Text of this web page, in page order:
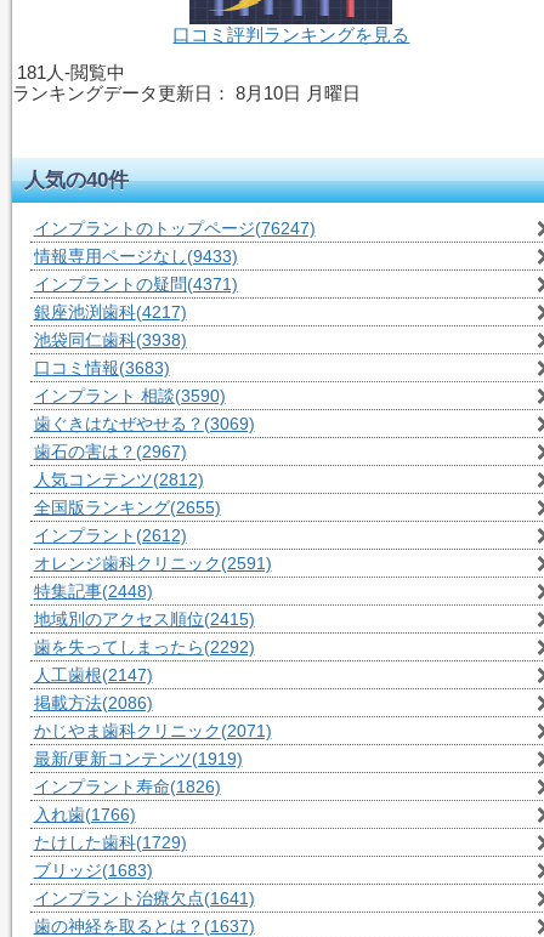
口コミ評判ランキングを見る
181人-閲覧中
ランキングデータ更新日： 8月10日 月曜日
人気の40件
インプラントのトップページ(76247)
情報専用ページなし(9433)
インプラントの疑問(4371)
銀座池渕歯科(4217)
池袋同仁歯科(3938)
口コミ情報(3683)
インプラント 相談(3590)
歯ぐきはなぜやせる？ (3069)
歯石の害は？ (2967)
人気コンテンツ(2812)
全国版ランキング(2655)
インプラント (2612)
オレンジ歯科クリニック(2591)
特集記事(2448)
地域別のアクセス順位(2415)
歯を失ってしまったら(2292)
人工歯根(2147)
掲載方法(2086)
かじやま歯科クリニック(2071)
最新/更新コンテンツ(1919)
インプラント寿命(1826)
入れ歯(1766)
たけした歯科(1729)
ブリッジ(1683)
インプラント治療欠点(1641)
歯の神経を取るとは？ (1637)